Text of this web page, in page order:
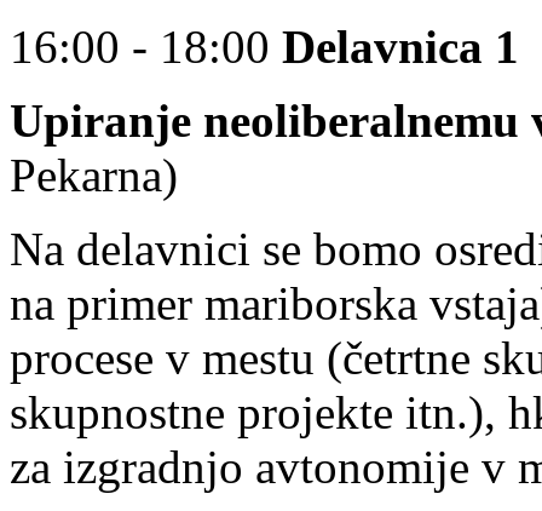
16:00 - 18:00 Delavnica 1
Upiranje neoliberalnemu
Pekarna)
Na delavnici se bomo
na primer mariborska
procese v mestu (četrtne
skupnostne projekte itn.),
za izgradnjo avtonomije v